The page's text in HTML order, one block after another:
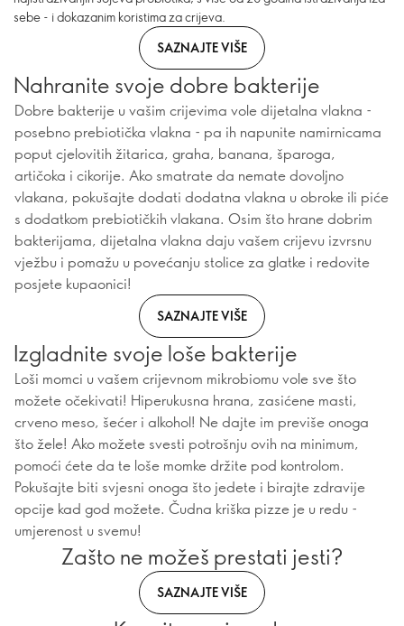
sebe - i dokazanim koristima za crijeva.
SAZNAJTE VIŠE
Nahranite svoje dobre bakterije
Dobre bakterije u vašim crijevima vole dijetalna vlakna -
posebno prebiotička vlakna - pa ih napunite namirnicama
poput cjelovitih žitarica, graha, banana, šparoga,
artičoka i cikorije. Ako smatrate da nemate dovoljno
vlakana, pokušajte dodati dodatna vlakna u obroke ili piće
s dodatkom prebiotičkih vlakana. Osim što hrane dobrim
bakterijama, dijetalna vlakna daju vašem crijevu izvrsnu
vježbu i pomažu u povećanju stolice za glatke i redovite
posjete kupaonici!
SAZNAJTE VIŠE
Izgladnite svoje loše bakterije
Loši momci u vašem crijevnom mikrobiomu vole sve što
možete očekivati! Hiperukusna hrana, zasićene masti,
crveno meso, šećer i alkohol! Ne dajte im previše onoga
što žele! Ako možete svesti potrošnju ovih na minimum,
pomoći ćete da te loše momke držite pod kontrolom.
Pokušajte biti svjesni onoga što jedete i birajte zdravije
opcije kad god možete. Čudna kriška pizze je u redu -
umjerenost u svemu!
Zašto ne možeš prestati jesti?
SAZNAJTE VIŠE